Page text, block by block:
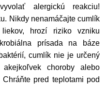
alergickú reakciu!
Nikdy nenamáčajte cumlík
hrozí riziko vzniku
prísada na báze
cumlík nie je určený
choroby alebo
pred teplotami pod